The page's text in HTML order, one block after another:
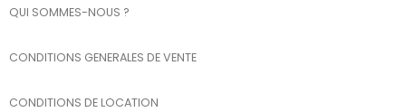
QUI SOMMES-NOUS ?
CONDITIONS GENERALES DE VENTE
CONDITIONS DE LOCATION